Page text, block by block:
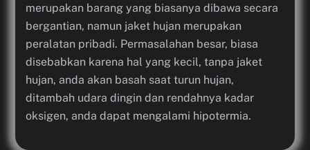
merupakan barang yang biasanya dibawa secara
bergantian, namun jaket hujan merupakan
peralatan pribadi. Permasalahan besar, biasa
disebabkan karena hal yang kecil, tanpa jaket
hujan, anda akan basah saat turun hujan,
ditambah udara dingin dan rendahnya kadar
oksigen, anda dapat mengalami hipotermia.